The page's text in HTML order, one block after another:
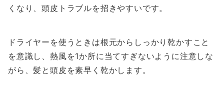
くなり、頭皮トラブルを招きやすいです。
ドライヤーを使うときは根元からしっかり乾かすこと
を意識し、熱風を1か所に当てすぎないように注意しな
がら、髪と頭皮を素早く乾かします。